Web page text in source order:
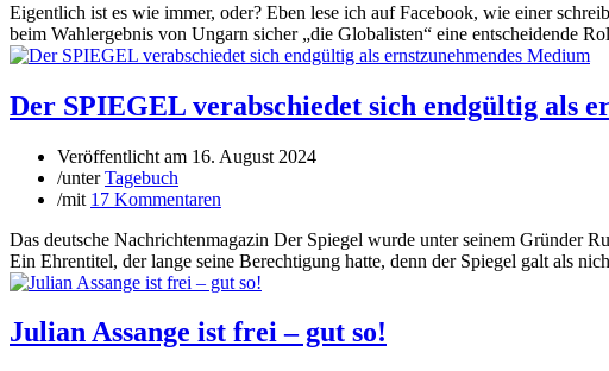
Eigentlich ist es wie immer, oder? Eben lese ich auf Facebook, wie einer
beim Wahlergebnis von Ungarn sicher „die Globalisten“ eine entscheidende
Der SPIEGEL verabschiedet sich endgültig als
Veröffentlicht am 16. August 2024
/unterTagebuch
/mit 17 Kommentaren
Das deutsche Nachrichtenmagazin Der Spiegel wurde unter seinem Gründer
Ein Ehrentitel, der lange seine Berechtigung hatte, denn der Spiegel galt als
Julian Assange ist frei – gut so!